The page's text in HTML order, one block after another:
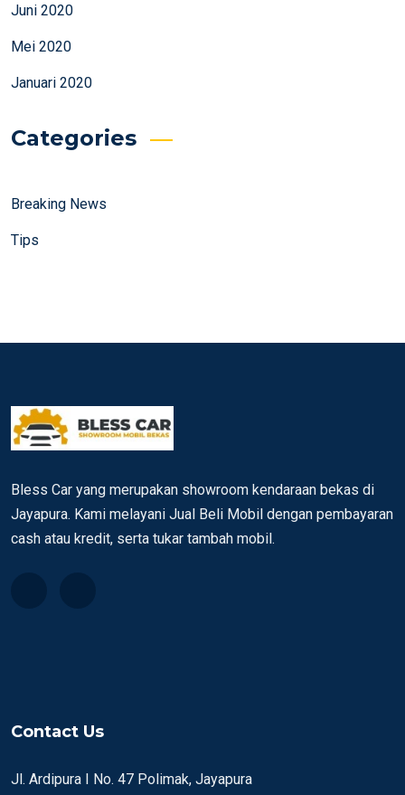
Juni 2020
Mei 2020
Januari 2020
Categories
Breaking News
Tips
Bless Car yang merupakan showroom kendaraan bekas di
Jayapura. Kami melayani Jual Beli Mobil dengan pembayaran
cash atau kredit, serta tukar tambah mobil.
Contact Us
Jl. Ardipura I No. 47 Polimak, Jayapura